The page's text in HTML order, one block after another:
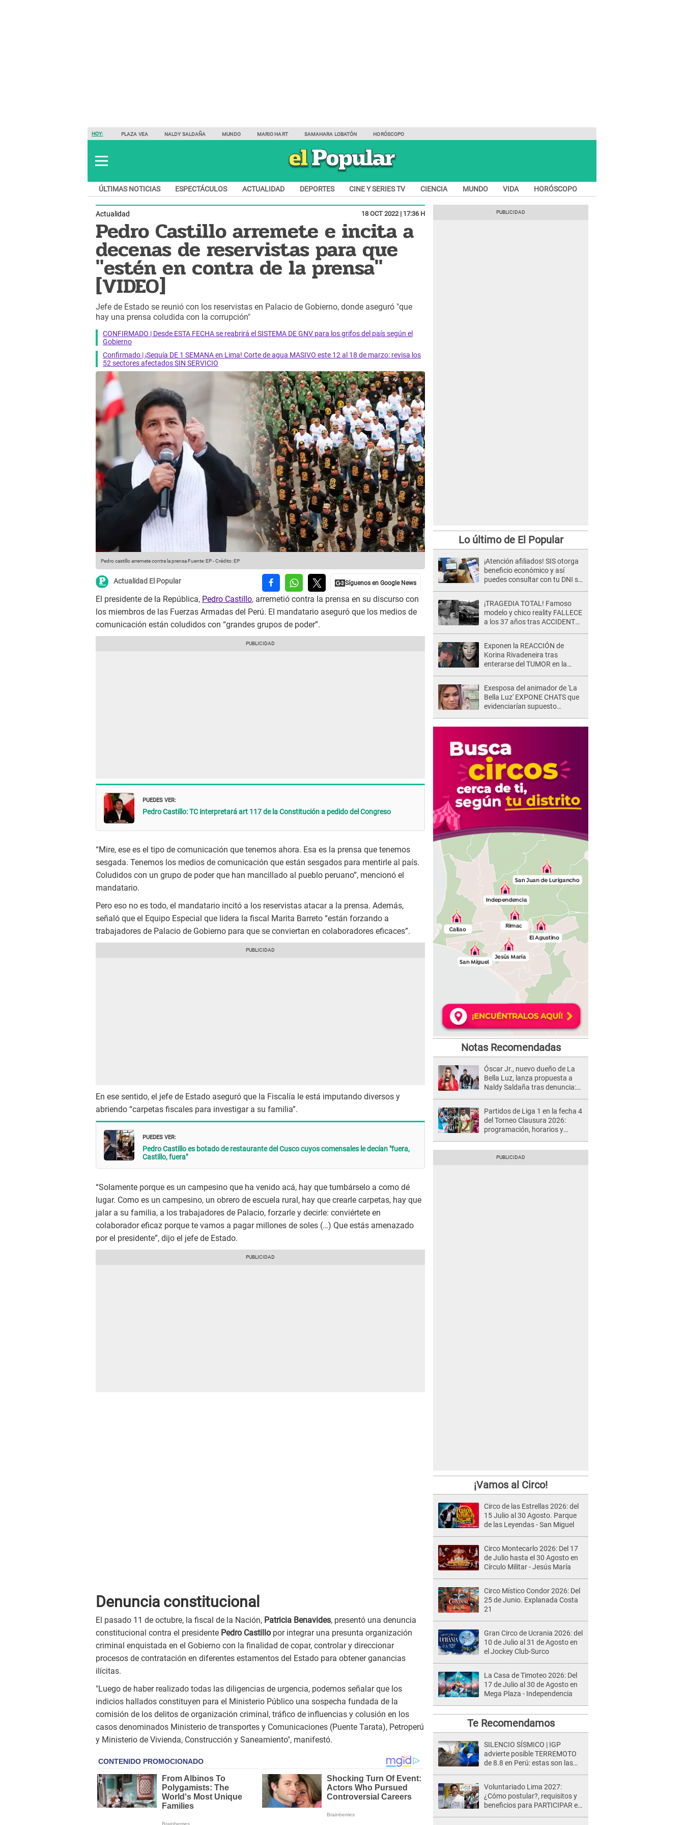
HOY: PLAZA VEA NALDY SALDAÑA MUNDO MARIO HART SAMAHARA LOBATÓN HORÓSCOPO
ÚLTIMAS NOTICIAS ESPECTÁCULOS ACTUALIDAD DEPORTES CINE Y SERIES TV CIENCIA MUNDO VIDA HORÓSCOPO
Actualidad 18 OCT 2022 | 17:36 H
Pedro Castillo arremete e incita a
decenas de reservistas para que
"estén en contra de la prensa"
[VIDEO]
Jefe de Estado se reunió con los reservistas en Palacio de Gobierno, donde aseguró "que
hay una prensa coludida con la corrupción"
CONFIRMADO | Desde ESTA FECHA se reabrirá el SISTEMA DE GNV para los grifos del país según el
Gobierno
Confirmado | ¡Sequía DE 1 SEMANA en Lima! Corte de agua MASIVO este 12 al 18 de marzo: revisa los
52 sectores afectados SIN SERVICIO
Pedro castillo arremete contra la prensa Fuente: EP-Crédito: EP
Actualidad El Popular
El presidente de la República, Pedro Castillo, arremetió contra la prensa en su discurso con
los miembros de las Fuerzas Armadas del Perú. El mandatario aseguró que los medios de
comunicación están coludidos con “grandes grupos de poder”.
PUEDES VER:
Pedro Castillo: TC interpretará art 117 de la Constitución a pedido del Congreso
“Mire, ese es el tipo de comunicación que tenemos ahora. Esa es la prensa que tenemos
sesgada. Tenemos los medios de comunicación que están sesgados para mentirle al país.
Coludidos con un grupo de poder que han mancillado al pueblo peruano”, mencionó el
mandatario.
Pero eso no es todo, el mandatario incitó a los reservistas atacar a la prensa. Además,
señaló que el Equipo Especial que lidera la fiscal Marita Barreto “están forzando a
trabajadores de Palacio de Gobierno para que se conviertan en colaboradores eficaces”.
En ese sentido, el jefe de Estado aseguró que la Fiscalía le está imputando diversos y
abriendo “carpetas fiscales para investigar a su familia”.
PUEDES VER:
Pedro Castillo es botado de restaurante del Cusco cuyos comensales le decían "fuera,
Castillo, fuera"
“Solamente porque es un campesino que ha venido acá, hay que tumbárselo a como dé
lugar. Como es un campesino, un obrero de escuela rural, hay que crearle carpetas, hay que
jalar a su familia, a los trabajadores de Palacio, forzarle y decirle: conviértete en
colaborador eficaz porque te vamos a pagar millones de soles (…) Que estás amenazado
por el presidente”, dijo el jefe de Estado.
Denuncia constitucional
El pasado 11 de octubre, la fiscal de la Nación, Patricia Benavides, presentó una denuncia
constitucional contra el presidente Pedro Castillo por integrar una presunta organización
criminal enquistada en el Gobierno con la finalidad de copar, controlar y direccionar
procesos de contratación en diferentes estamentos del Estado para obtener ganancias
ilícitas.
"Luego de haber realizado todas las diligencias de urgencia, podemos señalar que los
indicios hallados constituyen para el Ministerio Público una sospecha fundada de la
comisión de los delitos de organización criminal, tráfico de influencias y colusión en los
casos denominados Ministerio de transportes y Comunicaciones (Puente Tarata), Petroperú
y Ministerio de Vivienda, Construcción y Saneamiento", manifestó.
Lo último de El Popular
¡Atención afiliados! SIS otorga
beneficio económico y así
puedes consultar con tu DNI si
¡TRAGEDIA TOTAL! Famoso
modelo y chico reality FALLECE
a los 37 años tras ACCIDENTE
Exponen la REACCIÓN de
Korina Rivadeneira tras
enterarse del TUMOR en la
Exesposa del animador de 'La
Bella Luz' EXPONE CHATS que
evidenciarían supuesto
Notas Recomendadas
Óscar Jr., nuevo dueño de La
Bella Luz, lanza propuesta a
Naldy Saldaña tras denuncia:
Partidos de Liga 1 en la fecha 4
del Torneo Clausura 2026:
programación, horarios y
¡Vamos al Circo!
Circo de las Estrellas 2026: del
15 Julio al 30 Agosto. Parque
de las Leyendas - San Miguel
Circo Montecarlo 2026: Del 17
de Julio hasta el 30 Agosto en
Círculo Militar - Jesús María
Circo Místico Condor 2026: Del
25 de Junio. Explanada Costa
21
Gran Circo de Ucrania 2026: del
10 de Julio al 31 de Agosto en
el Jockey Club-Surco
La Casa de Timoteo 2026: Del
17 de Julio al 30 de Agosto en
Mega Plaza - Independencia
Te Recomendamos
SILENCIO SÍSMICO | IGP
advierte posible TERREMOTO
de 8.8 en Perú: estas son las
Voluntariado Lima 2027:
¿Cómo postular?, requisitos y
beneficios para PARTICIPAR en